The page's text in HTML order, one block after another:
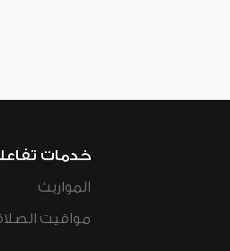
خدمات
المواريث
مواقيت